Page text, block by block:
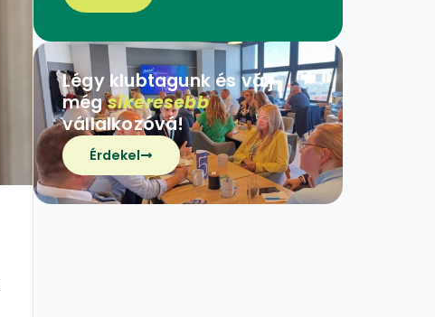
Légy klubtagunk és válj
mégsikeresebb
vállalkozóvá!
Érdekel